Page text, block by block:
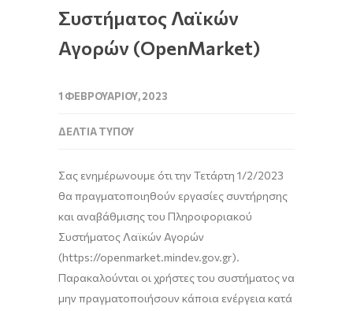
Συστήματος Λαϊκών
Αγορών (OpenMarket)
1 ΦΕΒΡΟΥΑΡΊΟΥ, 2023
ΔΕΛΤΊΑ ΤΎΠΟΥ
Σας ενημέρωνουμε ότι την Τετάρτη 1/2/2023
θα πραγματοποιηθούν εργασίες συντήρησης
και αναβάθμισης του Πληροφοριακού
Συστήματος Λαϊκών Αγορών
(https://openmarket.mindev.gov.gr).
Παρακαλούνται οι χρήστες του συστήματος να
μην πραγματοποιήσουν κάποια ενέργεια κατά